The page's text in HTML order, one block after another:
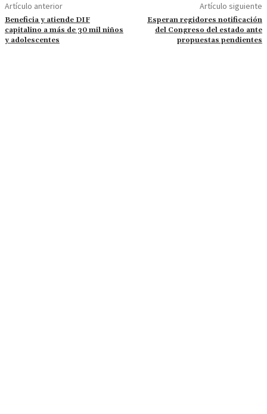
Artículo anterior
Beneficia y atiende DIF
capitalino a más de 30 mil niños
y adolescentes
Artículo siguiente
Esperan regidores notificación
del Congreso del estado ante
propuestas pendientes